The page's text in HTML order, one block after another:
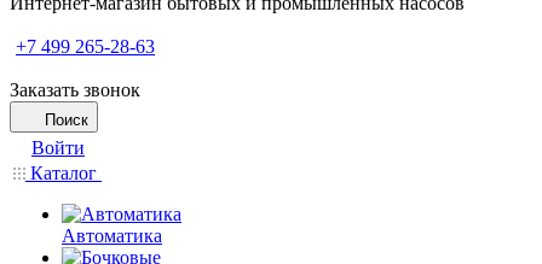
+7 499 265-28-63
Заказать звонок
Поиск
Войти
Каталог
Автоматика